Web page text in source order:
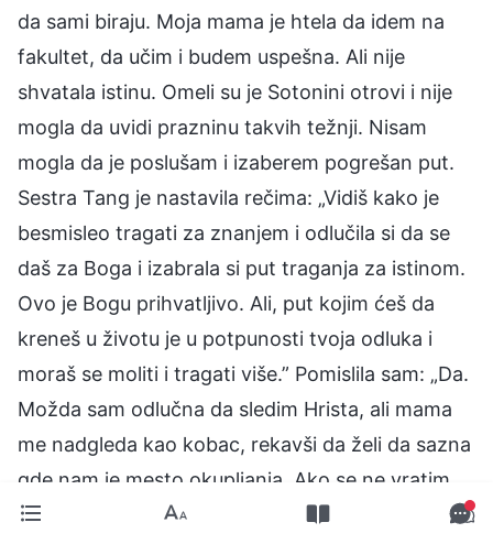
da sami biraju. Moja mama je htela da idem na
fakultet, da učim i budem uspešna. Ali nije
shvatala istinu. Omeli su je Sotonini otrovi i nije
mogla da uvidi prazninu takvih težnji. Nisam
mogla da je poslušam i izaberem pogrešan put.
Sestra Tang je nastavila rečima: „Vidiš kako je
besmisleo tragati za znanjem i odlučila si da se
daš za Boga i izabrala si put traganja za istinom.
Ovo je Bogu prihvatljivo. Ali, put kojim ćeš da
kreneš u životu je u potpunosti tvoja odluka i
moraš se moliti i tragati više.” Pomislila sam: „Da.
Možda sam odlučna da sledim Hrista, ali mama
me nadgleda kao kobac, rekavši da želi da sazna
gde nam je mesto okupljanja. Ako se ne vratim
na fakultet, sigurno će napraviti probleme braći i